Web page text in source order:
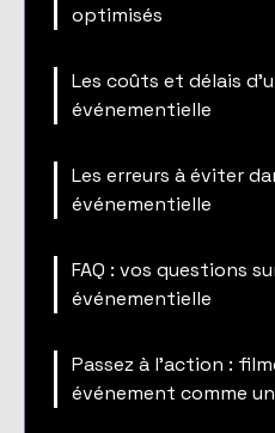
optimisés
Les coûts et délais
événementielle
Les erreurs à éviter
événementielle
FAQ : vos questions
événementielle
Passez à l'action :
événement comme